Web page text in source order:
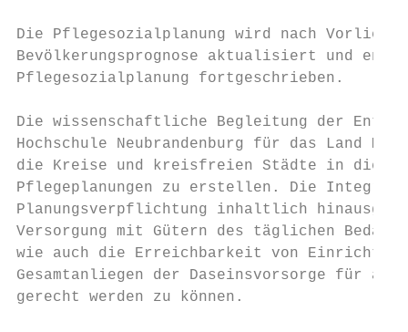
Die Pflegesozialplanung wird nach
Bevölkerungsprognose aktualisiert und
Pflegesozialplanung fortgeschrieben.
Die wissenschaftliche Begleitung der
Hochschule Neubrandenburg für das Land
die Kreise und kreisfreien Städte in die
Pflegeplanungen zu erstellen. Die
Planungsverpflichtung inhaltlich
Versorgung mit Gütern des täglichen
wie auch die Erreichbarkeit von
Gesamtanliegen der Daseinsvorsorge für
gerecht werden zu können.